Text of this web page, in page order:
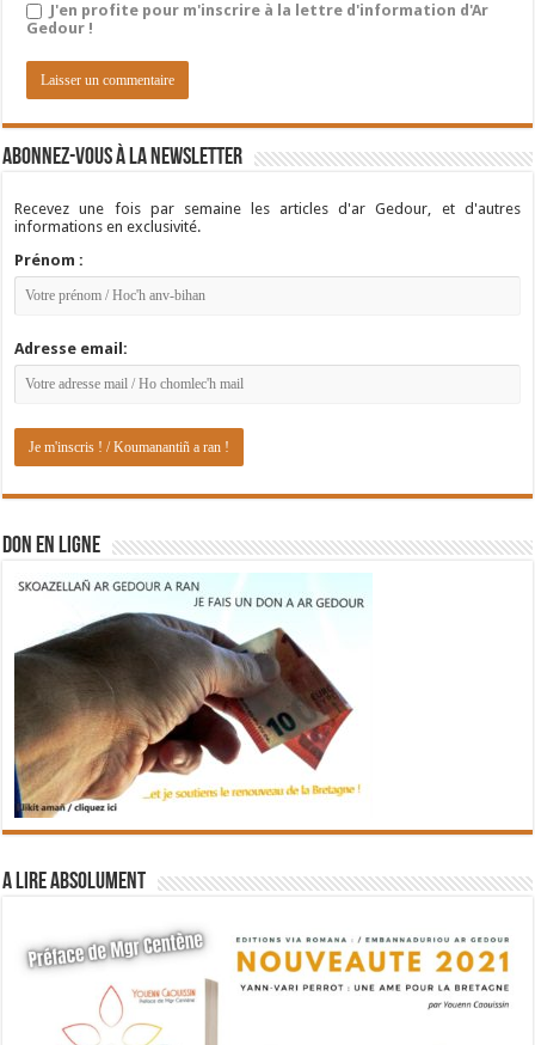
J'en profite pour m'inscrire à la lettre d'information d'Ar
Gedour !
Abonnez-vous à la newsletter
Recevez une fois par semaine les articles d'ar Gedour, et d'autres
informations en exclusivité.
Prénom :
Adresse email:
DON EN LIGNE
A lire absolument